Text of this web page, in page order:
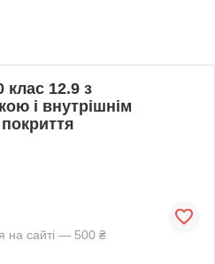
клас 12.9 з
і внутрішнім
на сайті — 500 ₴